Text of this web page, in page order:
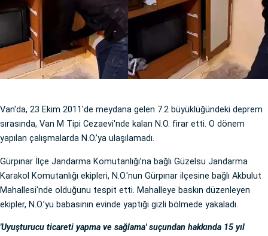
Van'da, 23 Ekim 2011'de meydana gelen 7.2 büyüklüğündeki deprem
sırasında, Van M Tipi Cezaevi'nde kalan N.O. firar etti. O dönem
yapılan çalışmalarda N.O.’ya ulaşılamadı.
Gürpınar İlçe Jandarma Komutanlığı’na bağlı Güzelsu Jandarma
Karakol Komutanlığı ekipleri, N.O.'nun Gürpınar ilçesine bağlı Akbulut
Mahallesi'nde olduğunu tespit etti. Mahalleye baskın düzenleyen
ekipler, N.O.’yu babasının evinde yaptığı gizli bölmede yakaladı.
'Uyuşturucu ticareti yapma ve sağlama' suçundan hakkında 15 yıl